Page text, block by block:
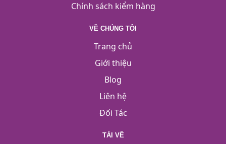
Chính sách kiểm hàng
VỀ CHÚNG TÔI
Trang chủ
Giới thiệu
Blog
Liên hệ
Đối Tác
TẢI VỀ